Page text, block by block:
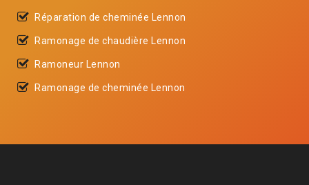
Réparation de cheminée Lennon
Ramonage de chaudière Lennon
Ramoneur Lennon
Ramonage de cheminée Lennon